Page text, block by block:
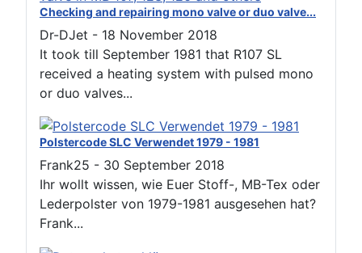
Checking and repairing mono valve or duo valve...
Dr-DJet - 18 November 2018
It took till September 1981 that R107 SL
received a heating system with pulsed mono
or duo valves...
Polstercode SLC Verwendet 1979 - 1981
Frank25 - 30 September 2018
Ihr wollt wissen, wie Euer Stoff-, MB-Tex oder
Lederpolster von 1979-1981 ausgesehen hat?
Frank...